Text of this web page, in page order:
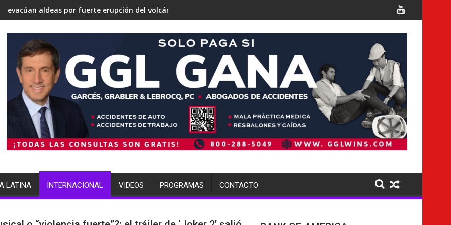
en una 'Gaza silenciosa'
sobre su estrategia nuclear
fuerte erupción del volcán de Fuegoterminó arrestada por múltiples cargos Italia confirma la muerte de 7 nacionales
LATINA INTERNACIONAL VIDEOS PROGRAMAS CONTACTO